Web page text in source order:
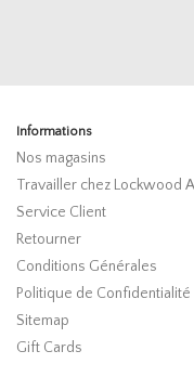
Informations
Nos magasins
Travailler chez Lockwood
Service Client
Retourner
Conditions Générales
Politique de Confidentialité
Sitemap
Gift Cards